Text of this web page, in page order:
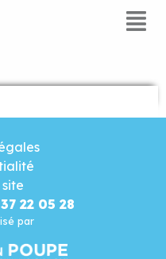
22 05 28
par